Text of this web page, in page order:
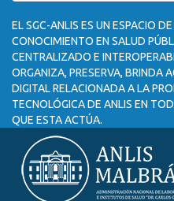
EL SGC-ANLIS ES UN ESPACIO
CONOCIMIENTO EN SALUD
CENTRALIZADO E
ORGANIZA, PRESERVA, BRINDA
DIGITAL RELACIONADA A LA
TECNOLÓGICA DE ANLIS EN
QUE ESTA ACTÚA.